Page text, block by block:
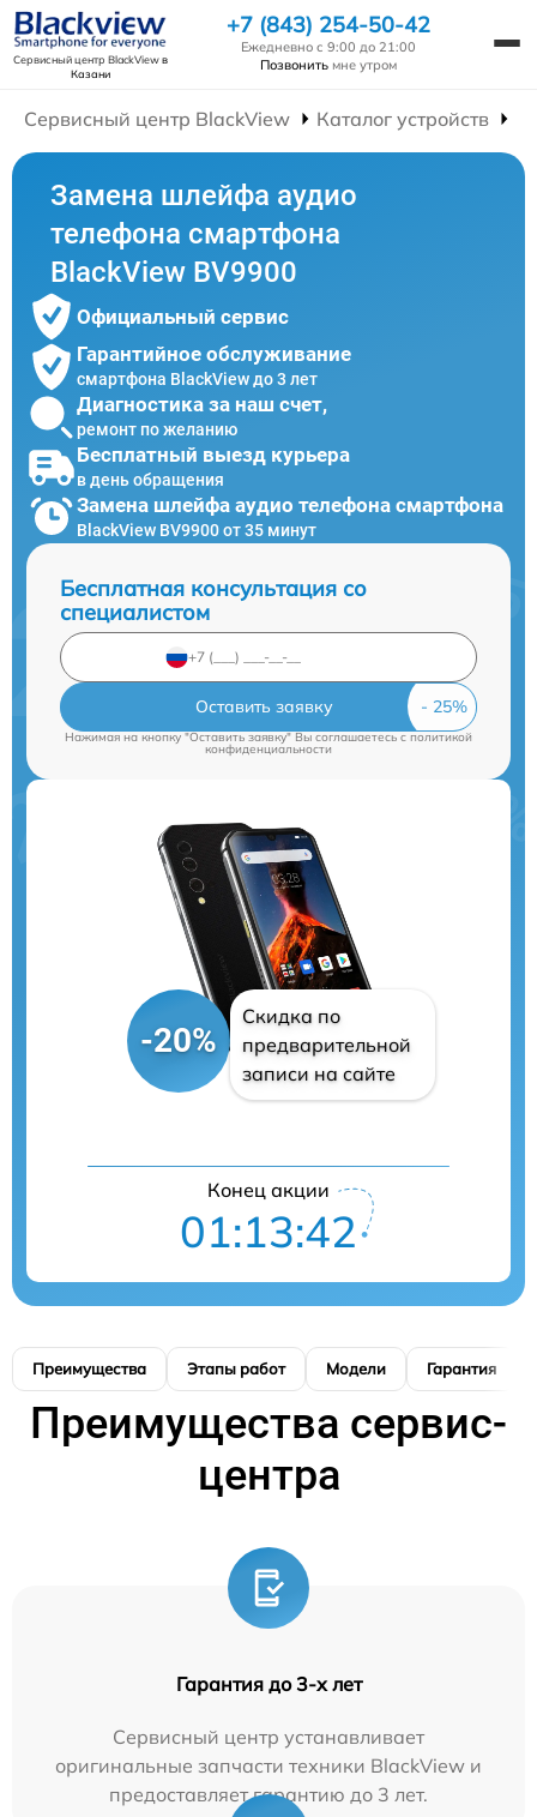
Сервисный центр BlackViewв
Казани
+7 (843) 254-50-42
Ежедневно с 9:00 до 21:00
Позвонить мне утром
Сервисный центр BlackView Каталог устройств
Замена шлейфа аудио
телефона смартфона
BlackView BV9900
Официальный сервис
Гарантийное обслуживание
смартфона BlackView до 3 лет
Диагностика за наш счет,
ремонт по желанию
Бесплатный выезд курьера
в день обращения
Замена шлейфа аудио телефона смартфона
BlackView BV9900 от 35 минут
Бесплатная консультация со
специалистом
Оставить заявку
Нажимая на кнопку "Оставить заявку" Вы соглашаетесь cполитикой
конфиденциальности
-20%
Скидка по
предварительной
записи на сайте
Конец акции
01:13:42
Преимущества Этапы работ Модели Гарантия
Преимущества сервис-
центра
Гарантия до 3-х лет
Сервисный центр устанавливает
оригинальные запчасти техники BlackView и
предоставляет гарантию до 3 лет.